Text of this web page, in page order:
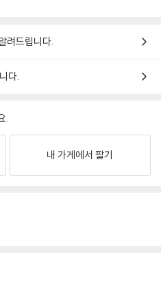
려드립니다.
다.
.
내 가게에서 팔기